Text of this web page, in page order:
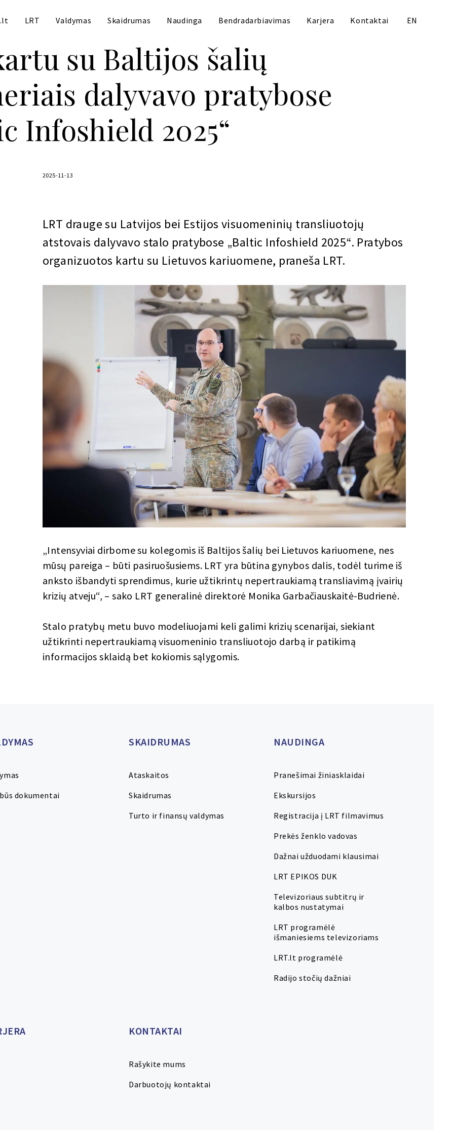
LRT Valdymas Skaidrumas Naudinga Bendradarbiavimas Karjera Kontaktai EN
su Baltijos šalių
dalyvavo pratybose
Infoshield 2025“
2025-11-13
LRT drauge su Latvijos bei Estijos visuomeninių transliuotojų
atstovais dalyvavo stalo pratybose „Baltic Infoshield 2025“. Pratybos
organizuotos kartu su Lietuvos kariuomene, praneša LRT.
„Intensyviai dirbome su kolegomis iš Baltijos šalių bei Lietuvos kariuomene, nes
mūsų pareiga – būti pasiruošusiems. LRT yra būtina gynybos dalis, todėl turime iš
anksto išbandyti sprendimus, kurie užtikrintų nepertraukiamą transliavimą įvairių
krizių atveju“, – sako LRT generalinė direktorė Monika Garbačiauskaitė-Budrienė.
Stalo pratybų metu buvo modeliuojami keli galimi krizių scenarijai, siekiant
užtikrinti nepertraukiamą visuomeninio transliuotojo darbą ir patikimą
informacijos sklaidą bet kokiomis sąlygomis.
dokumentai
SKAIDRUMAS
Ataskaitos
Skaidrumas
Turto ir finansų valdymas
NAUDINGA
Pranešimai žiniasklaidai
Ekskursijos
Registracija į LRT filmavimus
Prekės ženklo vadovas
Dažnai užduodami klausimai
LRT EPIKOS DUK
Televizoriaus subtitrų ir
kalbos nustatymai
LRT programėlė
išmaniesiems televizoriams
LRT.lt programėlė
Radijo stočių dažniai
KONTAKTAI
Rašykite mums
Darbuotojų kontaktai